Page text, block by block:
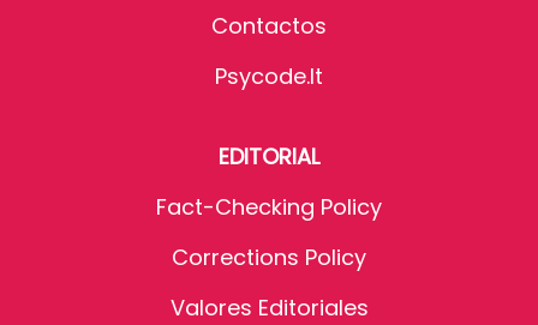
Contactos
Psycode.it
EDITORIAL
Fact-Checking Policy
Corrections Policy
Valores Editoriales